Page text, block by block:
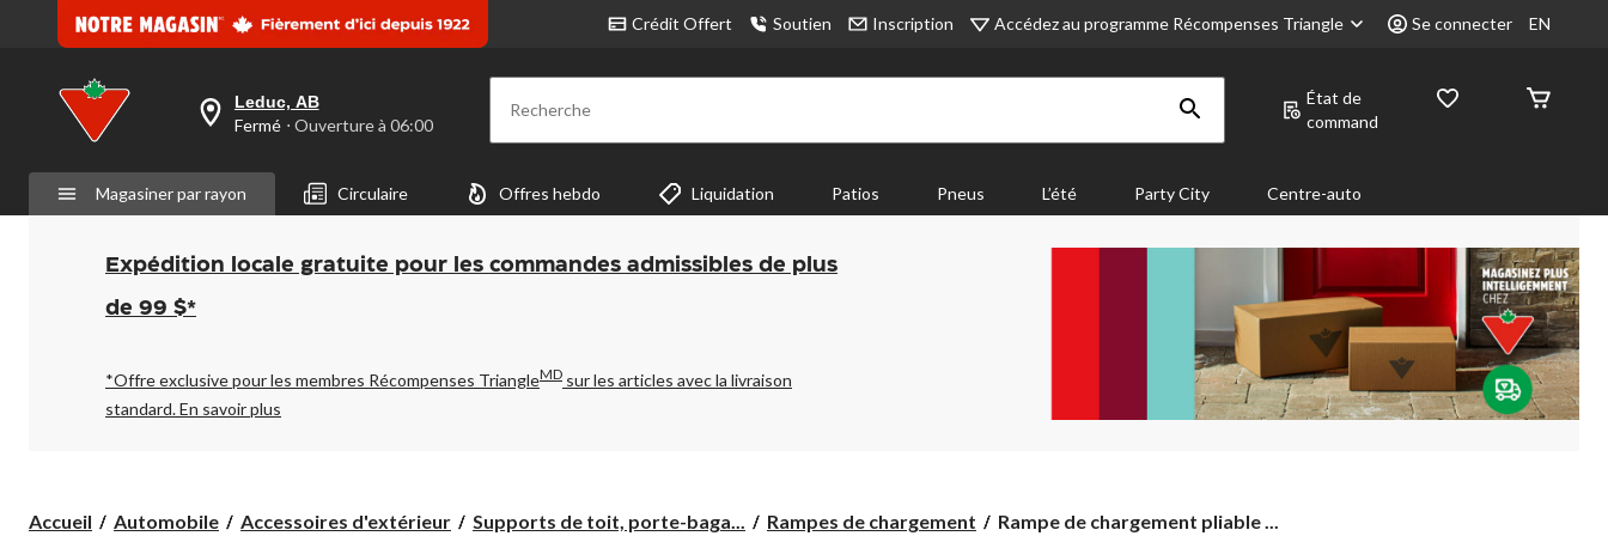
Crédit Offert Soutien Inscription Accédez au programme Récompenses Triangle Se connecter EN
votre
est
Leduc,
AB,
Fermé,
Ouverture
à
pour
changer
Leduc, AB
Fermé ⋅ Ouverture à 06:00 Recherche
État de
command
Magasiner par rayon Circulaire Offres hebdo Liquidation Patios Pneus L’été Party City Centre-auto
Expédition locale gratuite pour les commandes admissibles de plus
de 99 $*
*Offre exclusive pour les membres Récompenses TriangleMD sur les articles avec la livraison
standard.En savoir plus
Accueil Automobile Accessoires d'extérieur Supports de toit, porte-baga... Rampes de chargement
Rampe
Rampe de chargement pliable ...